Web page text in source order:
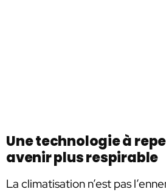
Une technologie à
avenir plus respirable
La climatisation n’est pas